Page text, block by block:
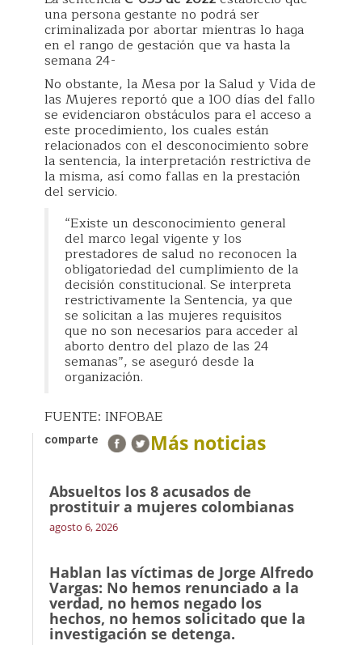
una persona gestante no podrá ser
criminalizada por abortar mientras lo haga
en el rango de gestación que va hasta la
semana 24-
No obstante, la Mesa por la Salud y Vida de
las Mujeres reportó que a 100 días del fallo
se evidenciaron obstáculos para el acceso a
este procedimiento, los cuales están
relacionados con el desconocimiento sobre
la sentencia, la interpretación restrictiva de
la misma, así como fallas en la prestación
del servicio.
“Existe un desconocimiento general
del marco legal vigente y los
prestadores de salud no reconocen la
obligatoriedad del cumplimiento de la
decisión constitucional. Se interpreta
restrictivamente la Sentencia, ya que
se solicitan a las mujeres requisitos
que no son necesarios para acceder al
aborto dentro del plazo de las 24
semanas”, se aseguró desde la
organización.
FUENTE: INFOBAE
comparte Más noticias
Absueltos los 8 acusados de
prostituir a mujeres colombianas
agosto 6, 2026
Hablan las víctimas de Jorge Alfredo
Vargas: No hemos renunciado a la
verdad, no hemos negado los
hechos, no hemos solicitado que la
investigación se detenga.